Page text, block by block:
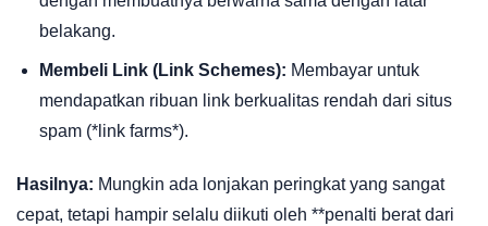
belakang.
Membeli Link (Link Schemes): Membayar untuk
mendapatkan ribuan link berkualitas rendah dari situs
spam (*link farms*).
Hasilnya: Mungkin ada lonjakan peringkat yang sangat
cepat, tetapi hampir selalu diikuti oleh **penalti berat dari